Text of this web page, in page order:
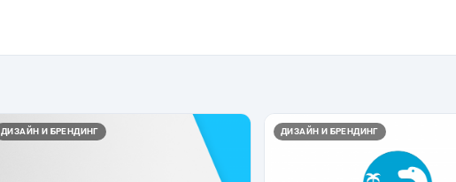
ДИЗАЙН И БРЕНДИНГ ДИЗАЙН И БРЕНДИНГ